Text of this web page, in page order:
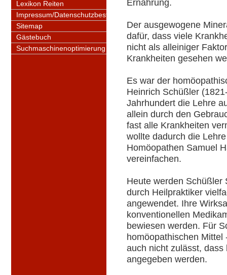
Lexikon Reiten
Impressum/Datenschutzbestimmungen
Sitemap
Gästebuch
Suchmaschinenoptimierung
Ernährung.
Der ausgewogene
dafür, dass viele
nicht als alleiniger
Krankheiten gesehen
Es war der
Heinrich Schüßler
Jahrhundert die Lehre
allein durch den
fast alle Krankheiten
wollte dadurch die
Homöopathen Samuel
vereinfachen.
Heute werden Schüßler
durch Heilpraktiker
angewendet. Ihre
konventionellen
bewiesen werden. Für
homöopathischen
auch nicht zulässt,
angegeben werden.